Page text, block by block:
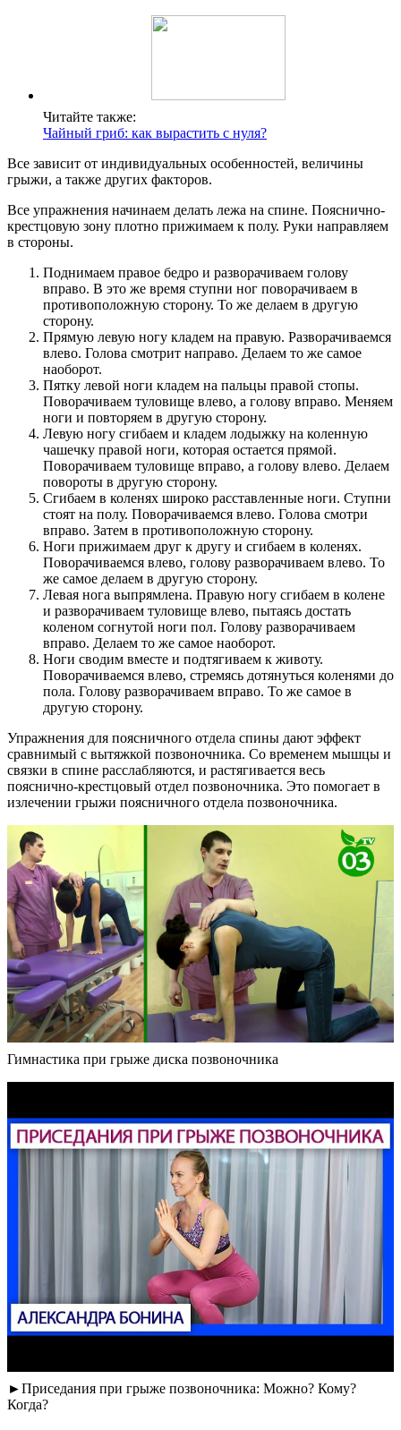
Читайте также:
Чайный гриб: как вырастить с нуля?
Все зависит от индивидуальных особенностей, величины
грыжи, а также других факторов.
Все упражнения начинаем делать лежа на спине. Пояснично-
крестцовую зону плотно прижимаем к полу. Руки направляем
в стороны.
Поднимаем правое бедро и разворачиваем голову
вправо. В это же время ступни ног поворачиваем в
противоположную сторону. То же делаем в другую
сторону.
Прямую левую ногу кладем на правую. Разворачиваемся
влево. Голова смотрит направо. Делаем то же самое
наоборот.
Пятку левой ноги кладем на пальцы правой стопы.
Поворачиваем туловище влево, а голову вправо. Меняем
ноги и повторяем в другую сторону.
Левую ногу сгибаем и кладем лодыжку на коленную
чашечку правой ноги, которая остается прямой.
Поворачиваем туловище вправо, а голову влево. Делаем
повороты в другую сторону.
Сгибаем в коленях широко расставленные ноги. Ступни
стоят на полу. Поворачиваемся влево. Голова смотри
вправо. Затем в противоположную сторону.
Ноги прижимаем друг к другу и сгибаем в коленях.
Поворачиваемся влево, голову разворачиваем влево. То
же самое делаем в другую сторону.
Левая нога выпрямлена. Правую ногу сгибаем в колене
и разворачиваем туловище влево, пытаясь достать
коленом согнутой ноги пол. Голову разворачиваем
вправо. Делаем то же самое наоборот.
Ноги сводим вместе и подтягиваем к животу.
Поворачиваемся влево, стремясь дотянуться коленями до
пола. Голову разворачиваем вправо. То же самое в
другую сторону.
Упражнения для поясничного отдела спины дают эффект
сравнимый с вытяжкой позвоночника. Со временем мышцы и
связки в спине расслабляются, и растягивается весь
пояснично-крестцовый отдел позвоночника. Это помогает в
излечении грыжи поясничного отдела позвоночника.
Гимнастика при грыже диска позвоночника
►Приседания при грыже позвоночника: Можно? Кому?
Когда?